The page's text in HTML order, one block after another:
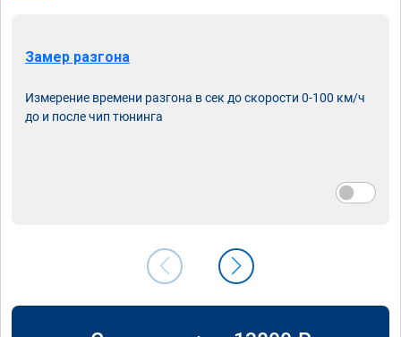
Замер разгона
Измерение времени разгона в сек до скорости 0-100 км/ч
до и после чип тюнинга